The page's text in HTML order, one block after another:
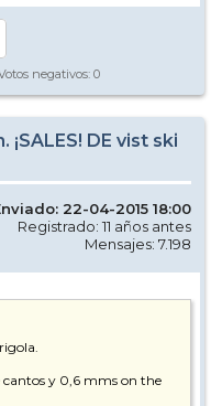
negativos: 0
DE vist ski
22-04-2015 18:00
Registrado: 11 años antes
Mensajes: 7.198
y 0,6 mms on the